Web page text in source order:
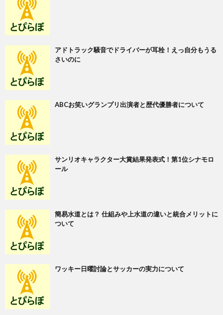
アドトラック騒音でドライバーが耳栓！えっ自分もうる
さいのに
ABCお笑いグランプリ出演者と歴代優勝者について
サンリオキャラクター大賞結果発表式！第1位シナモロ
ール
簡易水道とは？ 仕組みや上水道の違いと統合メリットに
ついて
ワッキー日曜討論とサッカーの実力について